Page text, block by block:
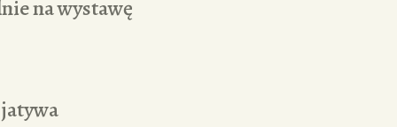
na wystawę